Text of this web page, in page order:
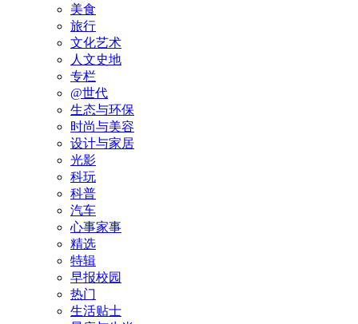
美食
旅行
文化艺术
人文史地
专栏
@世代
生态与环保
时尚与美容
设计与家居
光影
科玩
科普
汽车
心事家事
精选
特辑
早报校园
热门
生活贴士